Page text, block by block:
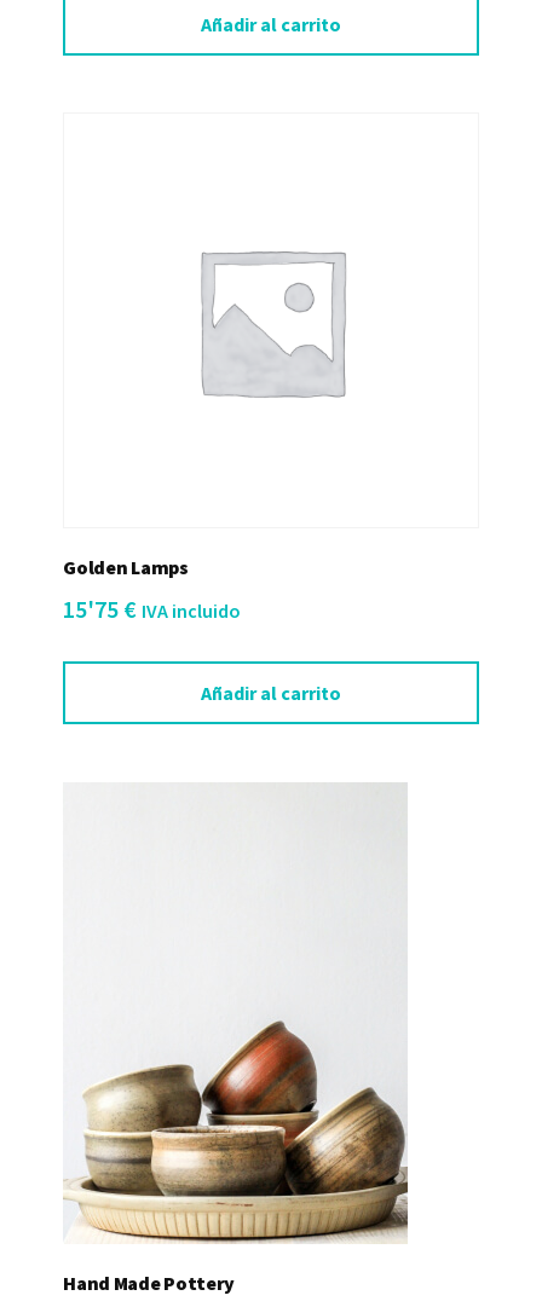
Añadir al carrito
Golden Lamps
15'75 € IVA incluido
Añadir al carrito
Hand Made Pottery